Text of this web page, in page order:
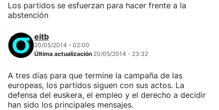
Los partidos se esfuerzan para hacer frente a la
abstención
eitb
20/05/2014 - 02:00
Última actualización 20/05/2014 - 23:32
A tres días para que termine la campaña de las
europeas, los partidos siguen con sus actos. La
defensa del euskera, el empleo y el derecho a decidir
han sido los principales mensajes.